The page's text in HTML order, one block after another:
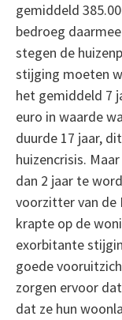
gemiddeld
bedroeg
stegen de
stijging moeten
het gemiddeld 7
euro in waarde
duurde 17 jaar,
huizencrisis.
dan 2 jaar te
voorzitter van de
krapte op de
exorbitante
goede
zorgen ervoor
dat ze hun